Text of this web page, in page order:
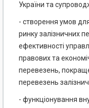
України та
- створення умов
ринку залізничних
ефективності
правових та
перевезень,
перевезень
- функціонування